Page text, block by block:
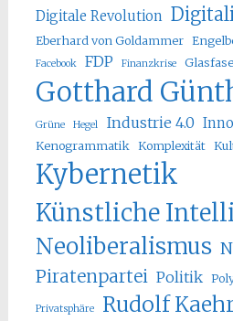
Digitale Revolution
Eberhard von Goldammer
Facebook FDP Finanzkrise
Gotthard
Grüne Hegel Industrie 4.0
Kenogrammatik Komplexität
Kybernetik
Künstliche
Neoliberalismus
Piratenpartei Politik
Privatsphäre Rudolf